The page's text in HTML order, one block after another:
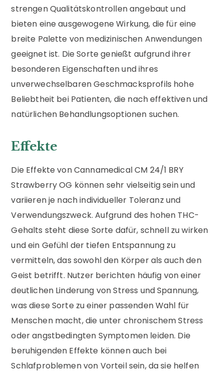
strengen Qualitätskontrollen angebaut und
bieten eine ausgewogene Wirkung, die für eine
breite Palette von medizinischen Anwendungen
geeignet ist. Die Sorte genießt aufgrund ihrer
besonderen Eigenschaften und ihres
unverwechselbaren Geschmacksprofils hohe
Beliebtheit bei Patienten, die nach effektiven und
natürlichen Behandlungsoptionen suchen.
Effekte
Die Effekte von Cannamedical CM 24/1 BRY
Strawberry OG können sehr vielseitig sein und
variieren je nach individueller Toleranz und
Verwendungszweck. Aufgrund des hohen THC-
Gehalts steht diese Sorte dafür, schnell zu wirken
und ein Gefühl der tiefen Entspannung zu
vermitteln, das sowohl den Körper als auch den
Geist betrifft. Nutzer berichten häufig von einer
deutlichen Linderung von Stress und Spannung,
was diese Sorte zu einer passenden Wahl für
Menschen macht, die unter chronischem Stress
oder angstbedingten Symptomen leiden. Die
beruhigenden Effekte können auch bei
Schlafproblemen von Vorteil sein, da sie helfen